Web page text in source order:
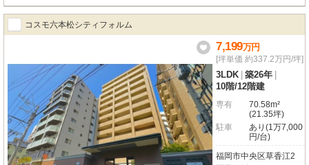
ト相談可なので、大切な家族の一員と一緒に暮らせるのも嬉しいポイントです
ね★周辺にはスーパーやコンビニ、ドラッグストア、ショッピングセンターが
徒歩3分圏内に揃い、お買い物も便利♪公園や病院、学校も近く、子育て世代に
も安心の環境です★築10年未満。新耐震基準のマンションで、安心感もありま
すよ♪住宅ローンや購入の流れなど、気になることはお気軽にご相談ください
★
コスモ六本松シティフォルム
7,199万円
[坪単価 約337.2万円/坪]
3LDK 築26年
10階/12階建
専有
70.58m²
(21.35坪)
駐車
あり(1万7,000
円/台)
福岡市中央区草香江2